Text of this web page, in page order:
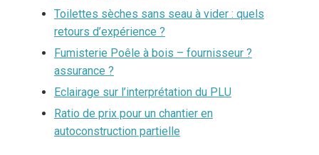
Toilettes sèches sans seau à vider : quels
retours d’expérience ?
Fumisterie Poêle à bois – fournisseur ?
assurance ?
Eclairage sur l’interprétation du PLU
Ratio de prix pour un chantier en
autoconstruction partielle